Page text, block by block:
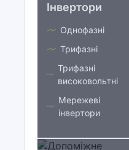
Інвертори
Однофазні
Трифазні
Трифазні
високовольтні
Мережеві
інвертори